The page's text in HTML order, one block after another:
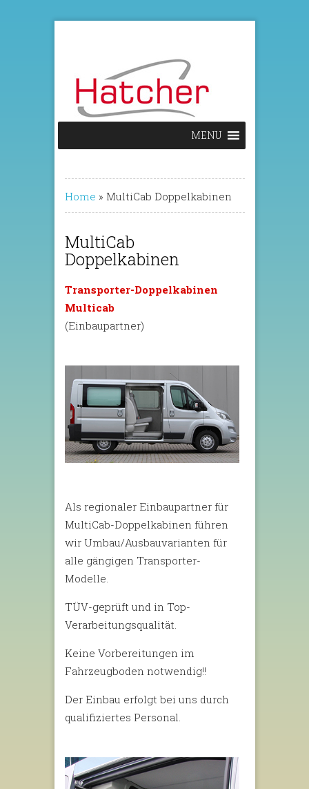
MENU
Home » MultiCab Doppelkabinen
MultiCab
Doppelkabinen
Transporter-Doppelkabinen
Multicab
(Einbaupartner)
Als regionaler Einbaupartner für
MultiCab-Doppelkabinen führen
wir Umbau/Ausbauvarianten für
alle gängigen Transporter-
Modelle.
TÜV-geprüft und in Top-
Verarbeitungsqualität.
Keine Vorbereitungen im
Fahrzeugboden notwendig!!
Der Einbau erfolgt bei uns durch
qualifiziertes Personal.